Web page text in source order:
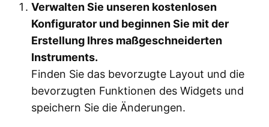
Verwalten Sie unseren kostenlosen
Konfigurator und beginnen Sie mit der
Erstellung Ihres maßgeschneiderten
Instruments.
Finden Sie das bevorzugte Layout und die
bevorzugten Funktionen des Widgets und
speichern Sie die Änderungen.